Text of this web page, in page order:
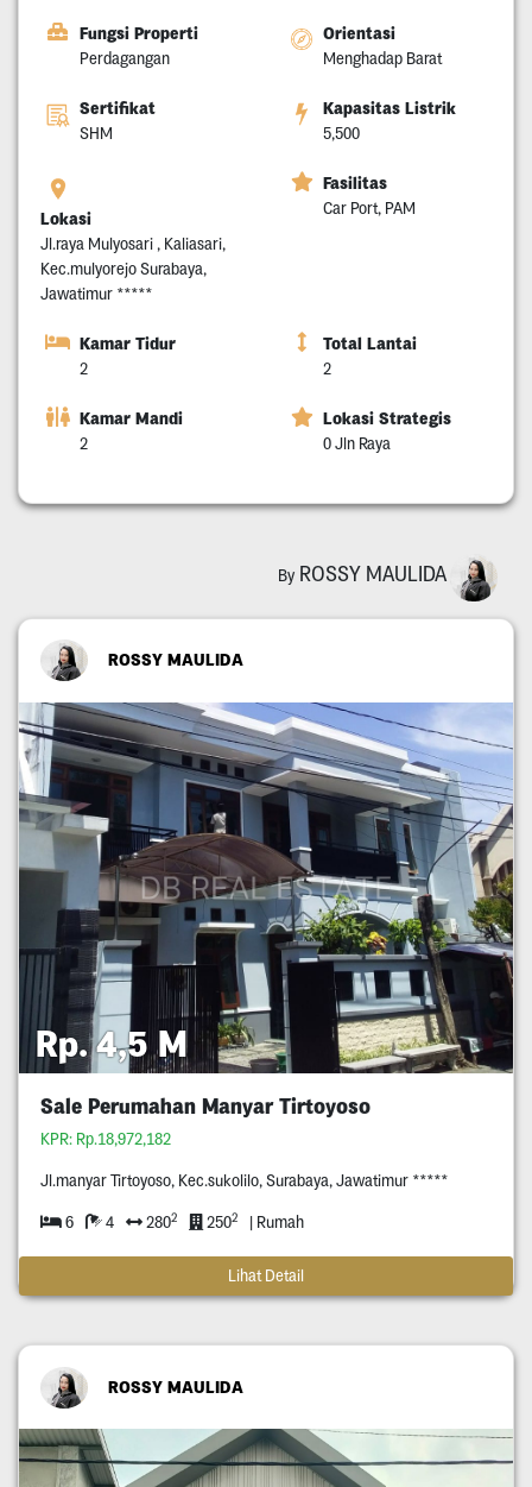
Fungsi Properti
Perdagangan
Orientasi
Menghadap Barat
Sertifikat
SHM
Kapasitas Listrik
5,500
Lokasi
Jl.raya Mulyosari , Kaliasari,
Kec.mulyorejo Surabaya,
Jawatimur *****
Fasilitas
Car Port, PAM
Kamar Tidur
2
Total Lantai
2
Kamar Mandi
2
Lokasi Strategis
0 Jln Raya
By ROSSY MAULIDA
ROSSY MAULIDA
Rp. 4,5 M
Sale Perumahan Manyar Tirtoyoso
KPR: Rp.18,972,182
Jl.manyar Tirtoyoso, Kec.sukolilo, Surabaya, Jawatimur *****
6 4 2802 2502 | Rumah
Lihat Detail
ROSSY MAULIDA